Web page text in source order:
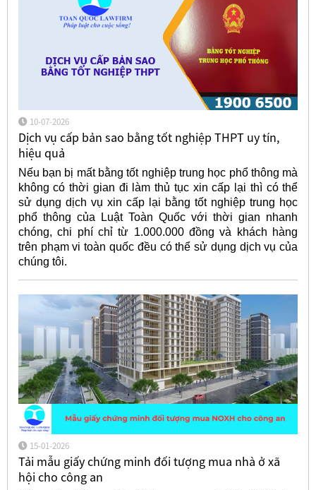
10-07-2026
Dịch vụ cấp bản sao bằng tốt nghiệp THPT uy tín,
hiệu quả
Nếu bạn bị mất bằng tốt nghiệp trung học phổ thông mà
không có thời gian đi làm thủ tục xin cấp lại thì có thể
sử dụng dịch vụ xin cấp lại bằng tốt nghiệp trung học
phổ thông của Luật Toàn Quốc với thời gian nhanh
chóng, chi phí chỉ từ 1.000.000 đồng và khách hàng
trên phạm vi toàn quốc đều có thể sử dụng dịch vụ của
chúng tôi.
15-01-2026
Tải mẫu giấy chứng minh đối tượng mua nhà ở xã
hội cho công an